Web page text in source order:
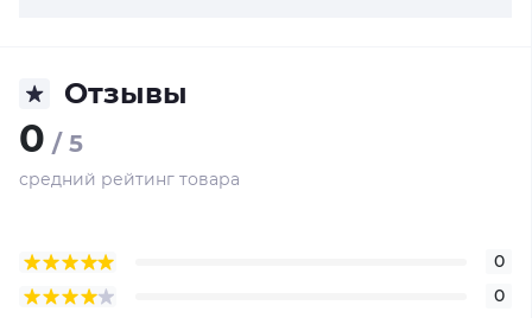
Отзывы
0 / 5
средний рейтинг товара
0
0